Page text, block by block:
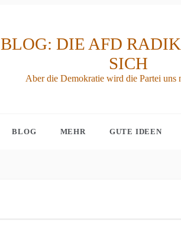
BLOG: DIE AFD
SICH
Aber die Demokratie wird die Partei uns
BLOG MEHR GUTE IDEEN